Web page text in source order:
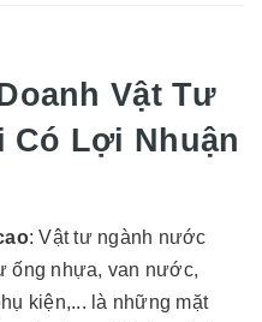
Vật Tư
Có Lợi Nhuận
: Vật tư ngành nước
ống nhựa, van nước,
kiện,... là những mặt